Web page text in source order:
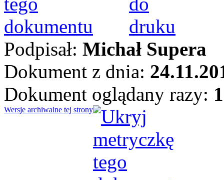
Podpisał: Michał Supera
Dokument z dnia:
Dokument oglądany razy:
Wersje archiwalne tej strony